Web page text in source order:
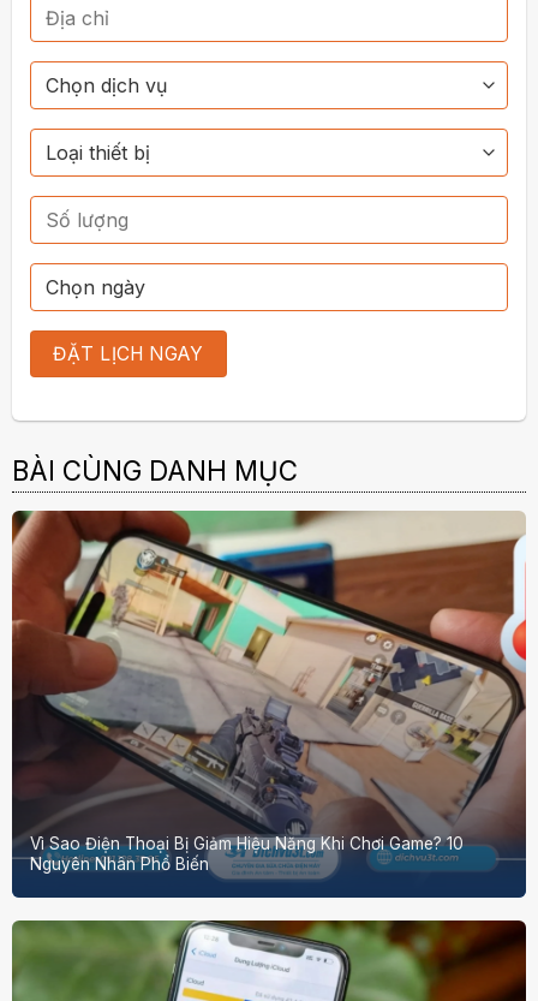
BÀI CÙNG DANH MỤC
Vì Sao Điện Thoại Bị Giảm Hiệu Năng Khi Chơi Game? 10
Nguyên Nhân Phổ Biến